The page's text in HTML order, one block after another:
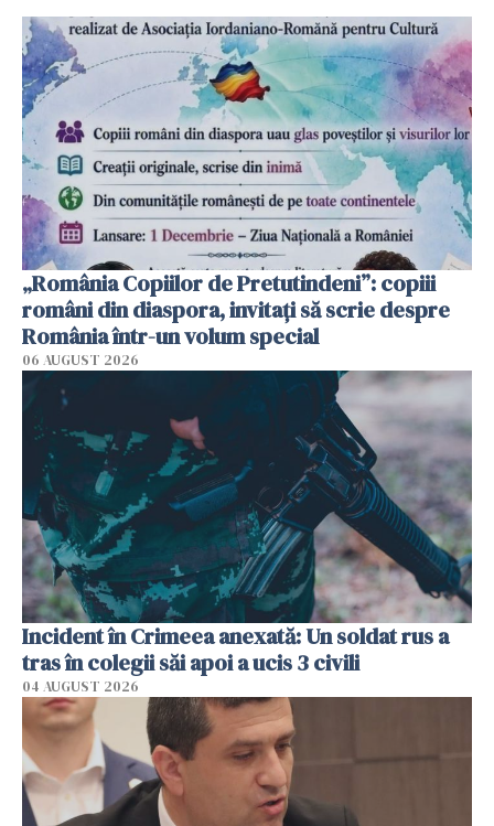
„România Copiilor de Pretutindeni”: copiii
români din diaspora, invitați să scrie despre
România într-un volum special
06 AUGUST 2026
Incident în Crimeea anexată: Un soldat rus a
tras în colegii săi apoi a ucis 3 civili
04 AUGUST 2026